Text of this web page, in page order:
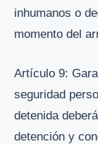
inhumanos o
momento del
Artículo 9:
seguridad
detenida
detención y